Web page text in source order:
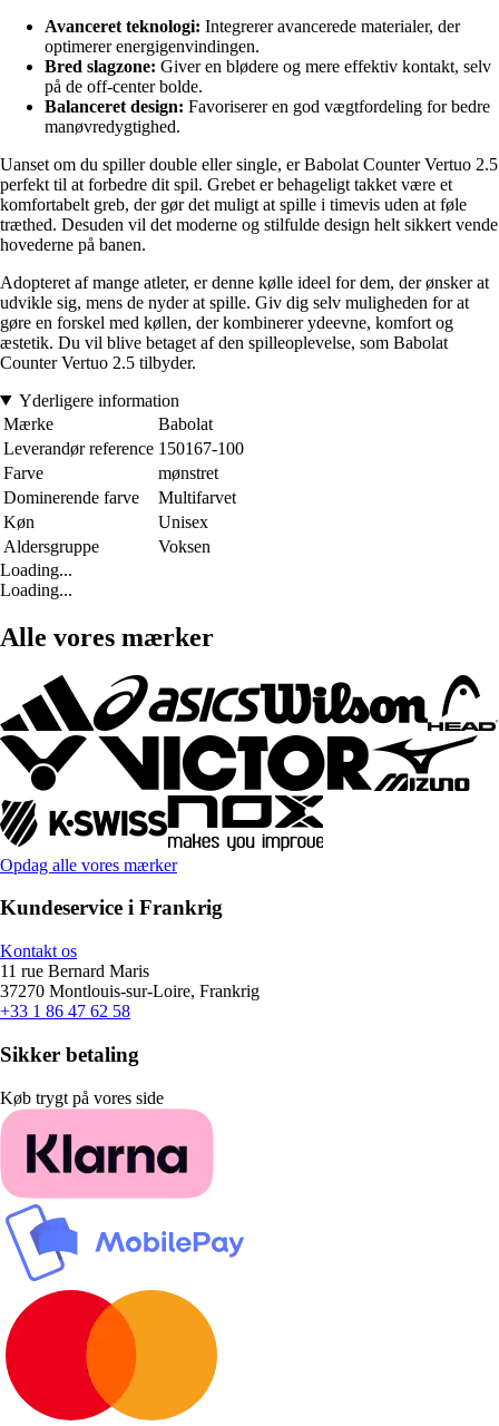
Avanceret teknologi: Integrerer avancerede materialer, der
optimerer energigenvindingen.
Bred slagzone: Giver en blødere og mere effektiv kontakt, selv
på de off-center bolde.
Balanceret design: Favoriserer en god vægtfordeling for bedre
manøvredygtighed.
Uanset om du spiller double eller single, er Babolat Counter Vertuo 2.5
perfekt til at forbedre dit spil. Grebet er behageligt takket være et
komfortabelt greb, der gør det muligt at spille i timevis uden at føle
træthed. Desuden vil det moderne og stilfulde design helt sikkert vende
hovederne på banen.
Adopteret af mange atleter, er denne kølle ideel for dem, der ønsker at
udvikle sig, mens de nyder at spille. Giv dig selv muligheden for at
gøre en forskel med køllen, der kombinerer ydeevne, komfort og
æstetik. Du vil blive betaget af den spilleoplevelse, som Babolat
Counter Vertuo 2.5 tilbyder.
Yderligere information
Mærke
Babolat
Leverandør reference 150167-100
Farve
mønstret
Dominerende farve
Multifarvet
Køn
Unisex
Aldersgruppe
Voksen
Loading...
Loading...
Alle vores mærker
Opdag alle vores mærker
Kundeservice i Frankrig
Kontakt os
11 rue Bernard Maris
37270 Montlouis-sur-Loire, Frankrig
+33 1 86 47 62 58
Sikker betaling
Køb trygt på vores side